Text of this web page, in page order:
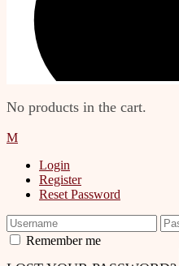
No products in the cart.
Login
Register
Reset Password
Remember me